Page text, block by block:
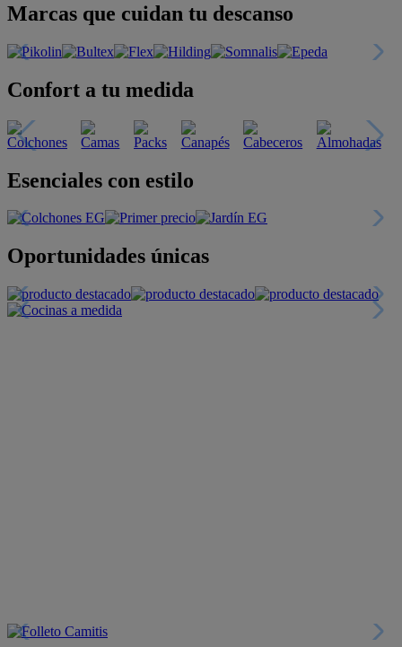
Marcas que cuidan tu descanso
Confort a tu medida
Esenciales con estilo
Oportunidades únicas